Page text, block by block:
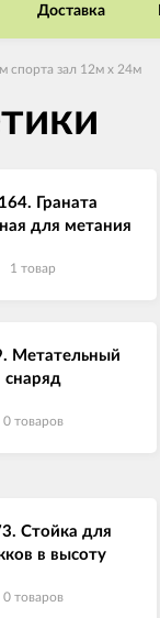
Доставка
спорта зал 12м х 24м
Граната
для метания
1 товар
Метательный
снаряд
0 товаров
Стойка для
в высоту
0 товаров